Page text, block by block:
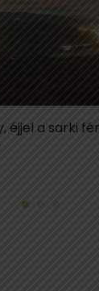
éjjel a sarki